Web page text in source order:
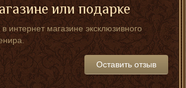
или подарке
интернет магазине эксклюзивного
Оставить отзыв